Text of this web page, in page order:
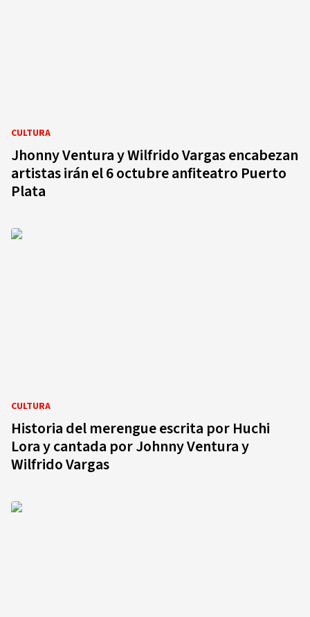
CULTURA
Jhonny Ventura y Wilfrido Vargas encabezan
artistas irán el 6 octubre anfiteatro Puerto
Plata
CULTURA
Historia del merengue escrita por Huchi
Lora y cantada por Johnny Ventura y
Wilfrido Vargas